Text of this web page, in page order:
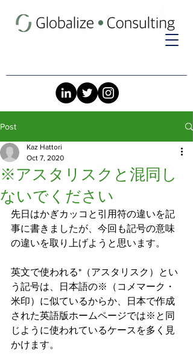
Post
※アスタリスクと混同し
ないでください
Kaz Hattori
Oct 7, 2020
先日はかぎカッコと引用符の違いを記
事に書きましたが、今回も記号の意味
の違いを取り上げようと思います。
英文で使われる*（アスタリスク）とい
う記号は、日本語の※（コメマーク・
米印）に似ているからか、日本で作成
された英語版ホームページでは※と同
じように使われているケースを多く見
かけます。